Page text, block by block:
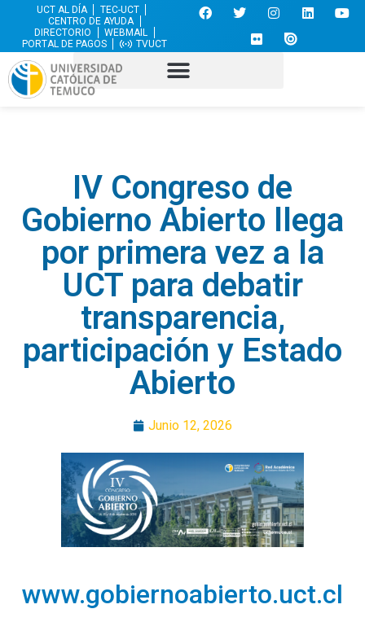
UCT AL DÍA
TEC-UCT
CENTRO DE AYUDA
DIRECTORIO
WEBMAIL
PORTAL DE PAGOS
TVUCT
IV Congreso de
Gobierno Abierto llega
por primera vez a la
UCT para debatir
transparencia,
participación y Estado
Abierto
Junio 12, 2026
www.gobiernoabierto.uct.cl